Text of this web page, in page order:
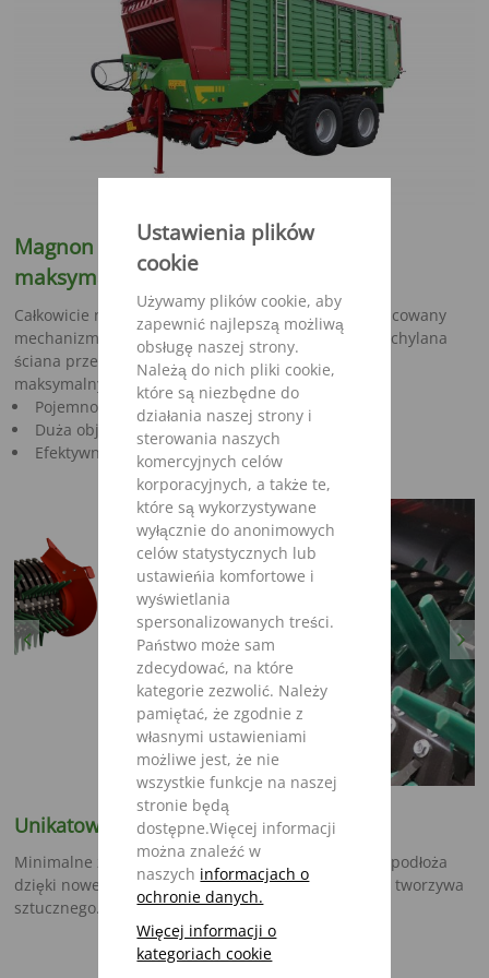
Ustawienia plików
cookie
Używamy plików cookie, aby
zapewnić najlepszą możliwą
obsługę naszej strony.
Należą do nich pliki cookie,
które są niezbędne do
działania naszej strony i
sterowania naszych
komercyjnych celów
korporacyjnych, a także te,
które są wykorzystywane
wyłącznie do anonimowych
celów statystycznych lub
ustawieńia komfortowe i
wyświetlania
spersonalizowanych treści.
Państwo może sam
zdecydować, na które
kategorie zezwolić. Należy
pamiętać, że zgodnie z
własnymi ustawieniami
możliwe jest, że nie
wszystkie funkcje na naszej
stronie będą
dostępne.Więcej informacji
można znaleźć w
naszych informacjach o
ochronie danych.
Więcej informacji o
kategoriach cookie
Magnon 10- duża pojemnośćprzy
maksymalnej wydajno
Całkowicie nowa koncepcja podbieracza i nowoopracowany
mechanizm tnący „Exact-Cut” oraz hydraulicznie odchylana
ściana przednia umożliwiają uzyskanie
maksymalnych wyników pracy.
Pojemność 38 – 52 m³ (nach DIN 11741)
Duża objętość nadbudowy
Efektywne ładowanie
Previous
Unikatowy - podbieracz Flex-Load
Minimalne zużycie i doskonałe dopasowanie się do podłoża
dzięki nowemu podbieraczowi Flex-Load z zębami z tworzywa
sztucznego.